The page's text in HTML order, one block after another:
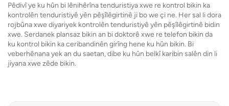
Pêdivî ye ku hûn bi lênihêrîna tenduristiya xwe re kontrol bikin ka
kontrolên tenduristiyê yên pêşîlêgirtinê ji bo we çi ne. Her sal li dora
rojbûna xwe diyariyek kontrolên tenduristiyê yên pêşîlêgirtinê bidin
xwe. Serdanek plansaz bikin an bi doktorê xwe re telefon bikin da
ku kontrol bikin ka ceribandinên girîng hene ku hûn bikin. Bi
veberhênana yek an du saetan, dibe ku hûn belkî karibin salên din li
jiyana xwe zêde bikin.